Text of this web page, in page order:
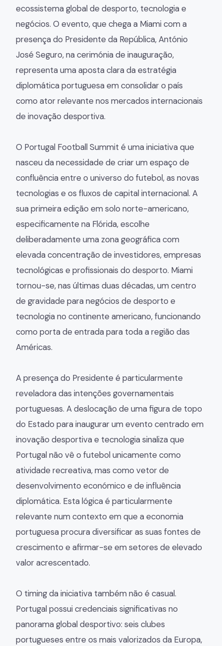
ecossistema global de desporto, tecnologia e
negócios. O evento, que chega a Miami com a
presença do Presidente da República, António
José Seguro, na cerimónia de inauguração,
representa uma aposta clara da estratégia
diplomática portuguesa em consolidar o país
como ator relevante nos mercados internacionais
de inovação desportiva.
O Portugal Football Summit é uma iniciativa que
nasceu da necessidade de criar um espaço de
confluência entre o universo do futebol, as novas
tecnologias e os fluxos de capital internacional. A
sua primeira edição em solo norte-americano,
especificamente na Flórida, escolhe
deliberadamente uma zona geográfica com
elevada concentração de investidores, empresas
tecnológicas e profissionais do desporto. Miami
tornou-se, nas últimas duas décadas, um centro
de gravidade para negócios de desporto e
tecnologia no continente americano, funcionando
como porta de entrada para toda a região das
Américas.
A presença do Presidente é particularmente
reveladora das intenções governamentais
portuguesas. A deslocação de uma figura de topo
do Estado para inaugurar um evento centrado em
inovação desportiva e tecnologia sinaliza que
Portugal não vê o futebol unicamente como
atividade recreativa, mas como vetor de
desenvolvimento económico e de influência
diplomática. Esta lógica é particularmente
relevante num contexto em que a economia
portuguesa procura diversificar as suas fontes de
crescimento e afirmar-se em setores de elevado
valor acrescentado.
O timing da iniciativa também não é casual.
Portugal possui credenciais significativas no
panorama global desportivo: seis clubes
portugueses entre os mais valorizados da Europa,